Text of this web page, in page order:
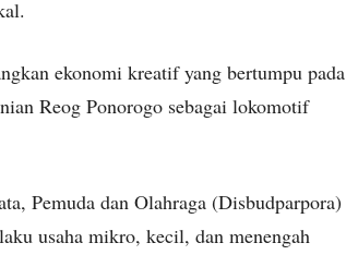
ekonomi kreatif yang bertumpu pada
Reog Ponorogo sebagai lokomotif
Pemuda dan Olahraga (Disbudparpora)
usaha mikro, kecil, dan menengah